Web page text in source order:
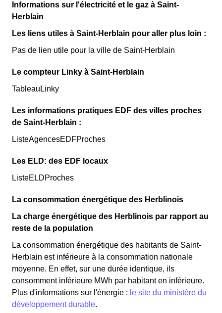
Informations sur l'électricité et le gaz à Saint-
Herblain
Les liens utiles à Saint-Herblain pour aller plus loin :
Pas de lien utile pour la ville de Saint-Herblain
Le compteur Linky à Saint-Herblain
TableauLinky
Les informations pratiques EDF des villes proches
de Saint-Herblain :
ListeAgencesEDFProches
Les ELD: des EDF locaux
ListeELDProches
La consommation énergétique des Herblinois
La charge énergétique des Herblinois par rapport au
reste de la population
La consommation énergétique des habitants de Saint-
Herblain est inférieure à la consommation nationale
moyenne. En effet, sur une durée identique, ils
consomment inférieure MWh par habitant en inférieure.
Plus d'informations sur l'énergie : le site du ministère du
développement durable.